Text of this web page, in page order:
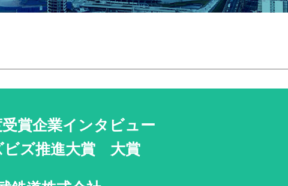
賞企業インタビュー
ビズ推進大賞 大賞